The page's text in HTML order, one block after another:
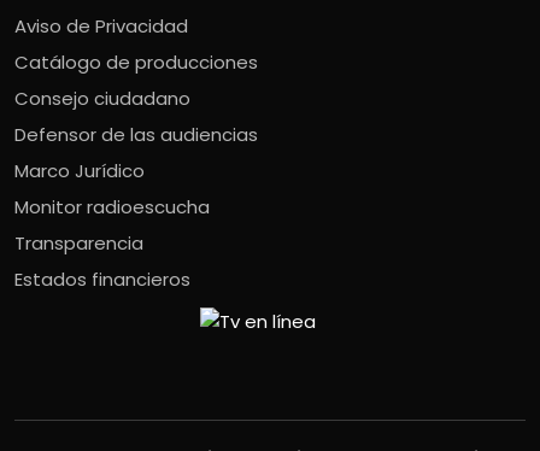
Aviso de Privacidad
Catálogo de producciones
Consejo ciudadano
Defensor de las audiencias
Marco Jurídico
Monitor radioescucha
Transparencia
Estados financieros